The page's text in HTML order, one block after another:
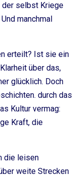
der selbst Kriege
manchmal
erteilt? Ist sie ein
über das,
glücklich. Doch
durch das
Kultur vermag:
Kraft, die
die leisen
weite Strecken